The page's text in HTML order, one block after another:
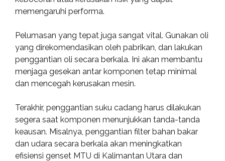
memengaruhi performa.
Pelumasan yang tepat juga sangat vital. Gunakan oli
yang direkomendasikan oleh pabrikan, dan lakukan
penggantian oli secara berkala. Ini akan membantu
menjaga gesekan antar komponen tetap minimal
dan mencegah kerusakan mesin.
Terakhir, penggantian suku cadang harus dilakukan
segera saat komponen menunjukkan tanda-tanda
keausan. Misalnya, penggantian filter bahan bakar
dan udara secara berkala akan meningkatkan
efisiensi genset MTU di Kalimantan Utara dan